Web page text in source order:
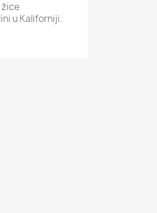
žice
u Kaliforniji.